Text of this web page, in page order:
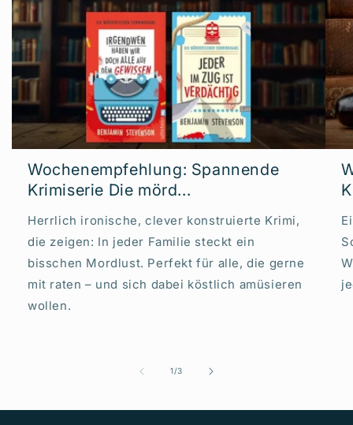
Wochenempfehlung: Spannende
Krimiserie Die mörd...
Herrlich ironische, clever konstruierte Krimi,
die zeigen: In jeder Familie steckt ein
bisschen Mordlust. Perfekt für alle, die gerne
mit raten – und sich dabei köstlich amüsieren
wollen.
1/von
3